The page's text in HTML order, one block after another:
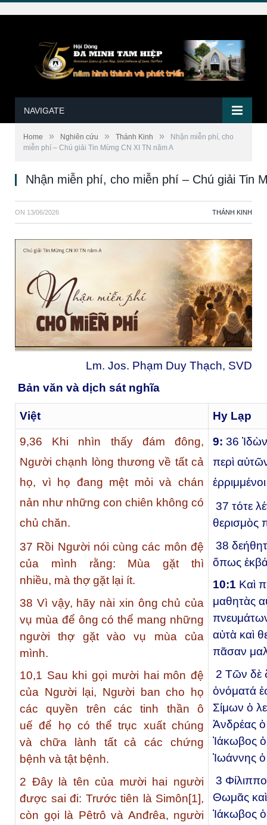
NAVIGATE
Home » Nghiên cứu » Thánh Kinh »
Nhận miễn phí, cho
miễn phí – Chú giải Tin Mừng CN XI TN năm A
Nhận miễn phí, cho miễn phí – Chú giải Tin
ON 13/06/2026 THÁNH KINH
Lm. Jos. Phạm Duy Thạch, SVD
Bản văn và dịch sát nghĩa
Việt Hy Lạp
9,36 Khi nhìn thấy đám đông,
Người chạnh lòng thương về tất cả
họ, vì họ đang mệt mỏi và chán
nản như những con chiên không có
chủ chăn.
37 Rồi Người nói cùng các môn đệ
của mình rằng: Mùa gặt thì
nhiều, mà thợ gặt lại ít.
38 Vì vậy, hãy nài xin ông chủ của
vụ mùa để ông có thể mang những
người thợ gặt vào vụ mùa của
mình.
10,1 Sau khi gọi mười hai môn đệ
của Người lại, Người ban cho họ
các quyền trên các tinh thần ô
uế để họ có thể trục xuất chúng
và chữa lành tất cả các chứng
bệnh và tật bệnh.
2 Đây là tên của mười hai người
được sai đi: Trước tiên là Simôn[1],
còn gọi là Pêtrô và Anđrêa, người
9: 36
περὶ
37 τότε
θερισμὸς
38
ὅπως
10:1 Καὶ
μαθητὰς
αὐτὰ καὶ
πᾶσαν
2 Τῶν δὲ
ὀνόματά
Σίμων ὁ
Ἀνδρέας ὁ
Ἰάκωβος ὁ
Ἰωάννης
3
Θωμᾶς
Ἰάκωβος